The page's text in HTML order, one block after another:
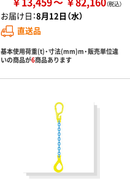
お届け日：8月12日（水）
直送品
基本使用荷重(t)・寸法(mm)m・販売単位違
いの商品が6商品あります